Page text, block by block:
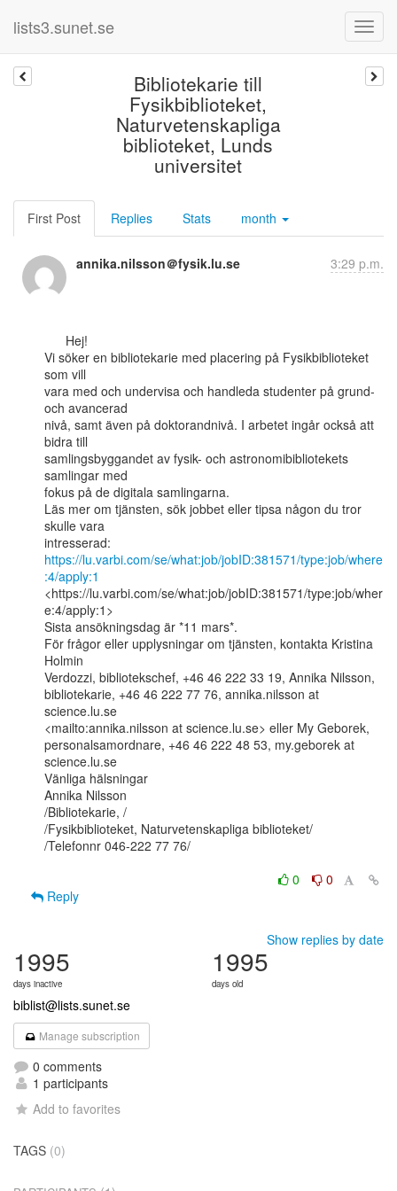
lists3.sunet.se
Bibliotekarie till
Fysikbiblioteket,
Naturvetenskapliga
biblioteket, Lunds
universitet
First Post Replies Stats month
annika.nilsson＠fysik.lu.se 3:29 p.m.
Vi söker en bibliotekarie med placering på Fysikbiblioteket
som vill
vara med och undervisa och handleda studenter på grund-
och avancerad
nivå, samt även på doktorandnivå. I arbetet ingår också att
bidra till
samlingsbyggandet av fysik- och astronomibibliotekets
samlingar med
fokus på de digitala samlingarna.
Läs mer om tjänsten, sök jobbet eller tipsa någon du tror
skulle vara
https://lu.varbi.com/se/what:job/jobID:381571/type:job/where
:4/apply:1
<https://lu.varbi.com/se/what:job/jobID:381571/type:job/wher
e:4/apply:1>
Sista ansökningsdag är *11 mars*.
För frågor eller upplysningar om tjänsten, kontakta Kristina
Holmin
Verdozzi, bibliotekschef, +46 46 222 33 19, Annika Nilsson,
bibliotekarie, +46 46 222 77 76, annika.nilsson at
science.lu.se
<mailto:annika.nilsson at science.lu.se> eller My Geborek,
personalsamordnare, +46 46 222 48 53, my.geborek at
science.lu.se
Vänliga hälsningar
Annika Nilsson
/Bibliotekarie, /
/Fysikbiblioteket, Naturvetenskapliga biblioteket/
/Telefonnr 046-222 77 76/
0
0
Reply
Show replies by date
1995
days inactive
1995
days old
biblist@lists.sunet.se
Manage subscription
0 comments
1 participants
Add to favorites
TAGS (0)